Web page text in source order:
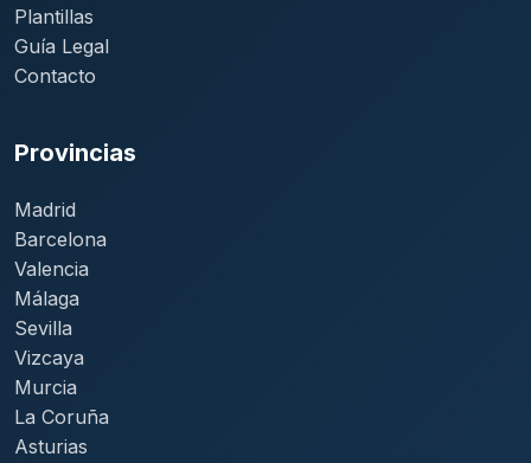
Plantillas
Guía Legal
Contacto
Provincias
Madrid
Barcelona
Valencia
Málaga
Sevilla
Vizcaya
Murcia
La Coruña
Asturias